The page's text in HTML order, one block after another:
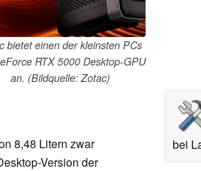
bietet einen der kleinsten PCs
RTX 5000 Desktop-GPU
an. (Bildquelle: Zotac)
bei
8,48 Litern zwar
Version der